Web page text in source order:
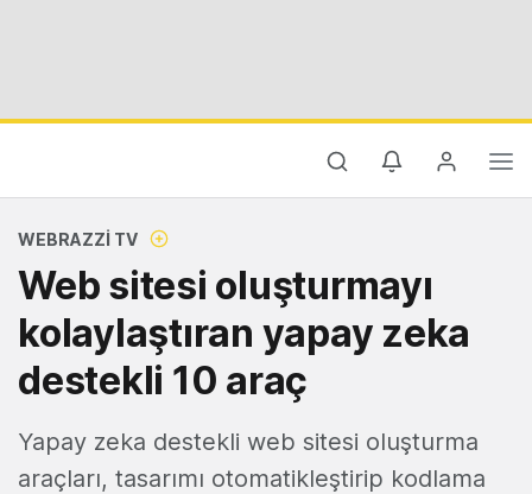
WEBRAZZI TV
Web sitesi oluşturmayı
kolaylaştıran yapay zeka
destekli 10 araç
Yapay zeka destekli web sitesi oluşturma
araçları, tasarımı otomatikleştirip kodlama